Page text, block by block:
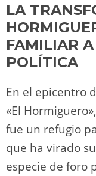
LA
FAMILIAR
POLÍTICA
En el epicentro
«El
fue un refugio
que ha virado
especie de foro